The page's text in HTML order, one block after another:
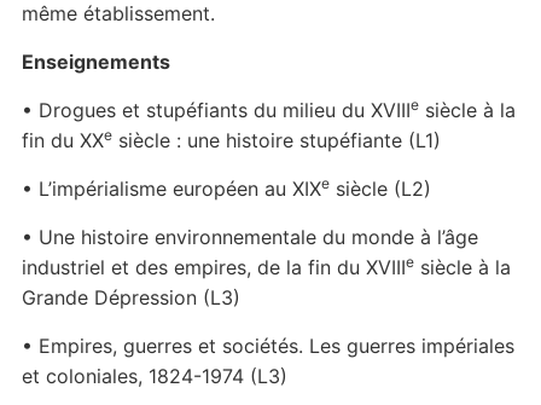
même établissement.
Enseignements
• Drogues et stupéfiants du milieu du XVIIIesiècle à la
fin du XXesiècle : une histoire stupéfiante (L1)
• L’impérialisme européen au XIXesiècle (L2)
• Une histoire environnementale du monde à l’âge
industriel et des empires, de la fin du XVIIIesiècle à la
Grande Dépression (L3)
• Empires, guerres et sociétés. Les guerres impériales
et coloniales, 1824-1974 (L3)